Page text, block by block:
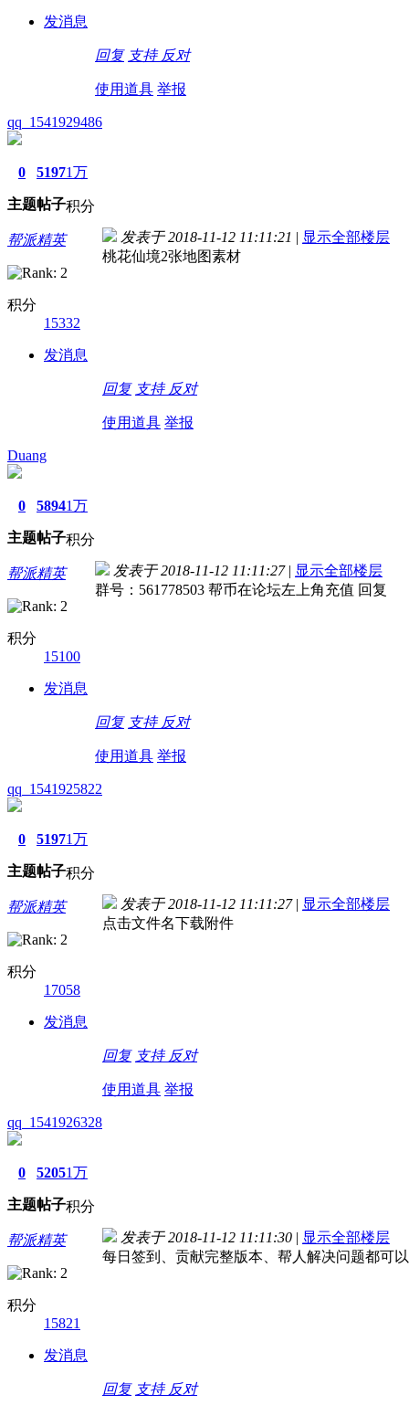
发消息
回复 支持 反对
使用道具 举报
qq_1541929486
0
主题
5197
帖子
1万
积分
帮派精英
积分
15332
发消息
发表于 2018-11-12 11:11:21 | 显示全部楼层
桃花仙境2张地图素材
回复 支持 反对
使用道具 举报
Duang
0
主题
5894
帖子
1万
积分
帮派精英
积分
15100
发消息
发表于 2018-11-12 11:11:27 | 显示全部楼层
群号：561778503 帮币在论坛左上角充值 回复
回复 支持 反对
使用道具 举报
qq_1541925822
0
主题
5197
帖子
1万
积分
帮派精英
积分
17058
发消息
发表于 2018-11-12 11:11:27 | 显示全部楼层
点击文件名下载附件
回复 支持 反对
使用道具 举报
qq_1541926328
0
主题
5205
帖子
1万
积分
帮派精英
积分
15821
发消息
发表于 2018-11-12 11:11:30 | 显示全部楼层
每日签到、贡献完整版本、帮人解决问题都可
回复 支持 反对